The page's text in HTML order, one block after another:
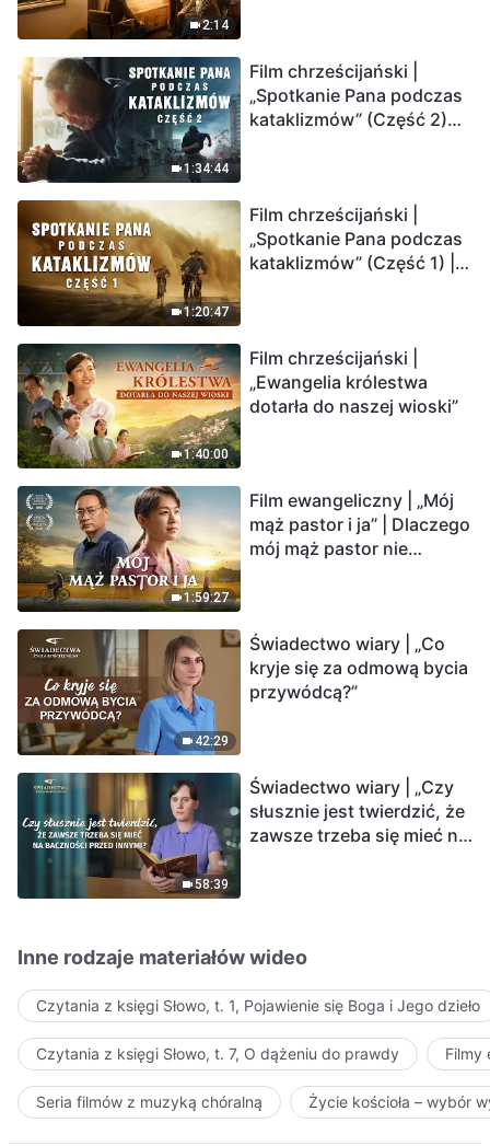
2:14
1:34:44
Film chrześcijański |
„Spotkanie Pana podczas
kataklizmów” (Część 2)
Ludzkość weszła w
odliczanie. Czy znalazłeś
już drogę ocalenia?
1:20:47
Film chrześcijański |
„Spotkanie Pana podczas
kataklizmów” (Część 1) |
1:40:00
Film chrześcijański |
„Ewangelia królestwa
dotarła do naszej wioski”
1:59:27
Film ewangeliczny | „Mój
mąż pastor i ja” | Dlaczego
mój mąż pastor nie
42:29
Świadectwo wiary | „Co
kryje się za odmową bycia
przywódcą?”
58:39
Świadectwo wiary | „Czy
słusznie jest twierdzić, że
zawsze trzeba się mieć na
Inne rodzaje materiałów wideo
Czytania z księgi Słowo, t. 1, Pojawienie się Boga i Jego dzieło
Czytania z księgi Słowo, t. 7, O dążeniu do prawdy Filmy
Seria filmów z muzyką chóralną Życie kościoła – wybór